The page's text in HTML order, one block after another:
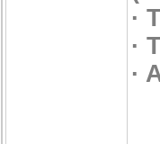
·
·
·